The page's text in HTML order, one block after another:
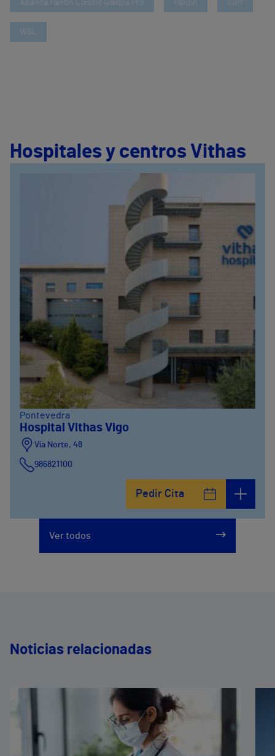
Abanca Pantín Classic Galicia Pro Pantín Surf
WSL
Hospitales y centros Vithas
Pontevedra
Hospital Vithas Vigo
Vía Norte, 48
986821100
Pedir Cita
Ver todos
Noticias relacionadas